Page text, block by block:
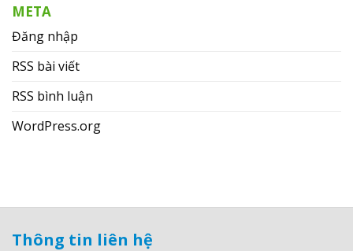
META
Đăng nhập
RSS bài viết
RSS bình luận
WordPress.org
Thông tin liên hệ